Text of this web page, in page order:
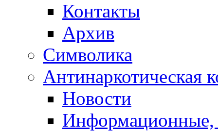
Контакты
Архив
Символика
Антинаркотическая
Новости
Информационные,